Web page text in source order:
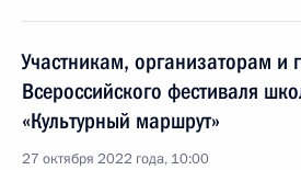
Участникам, организаторам и
Всероссийского фестиваля
«Культурный маршрут»
27 октября 2022 года, 10:00